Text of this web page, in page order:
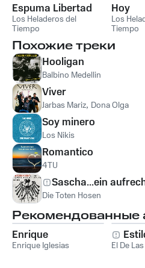
Espuma Libertad
Los Heladeros del
Tiempo
Hoy
Los
Tiempo
Похожие треки
Hooligan
Balbino Medellin
Viver
Jarbas Mariz, Dona Olga
Soy minero
Los Nikis
Romantico
4TU
Sascha...ein
Die Toten Hosen
Рекомендованные
Enrique
Enrique Iglesias El De